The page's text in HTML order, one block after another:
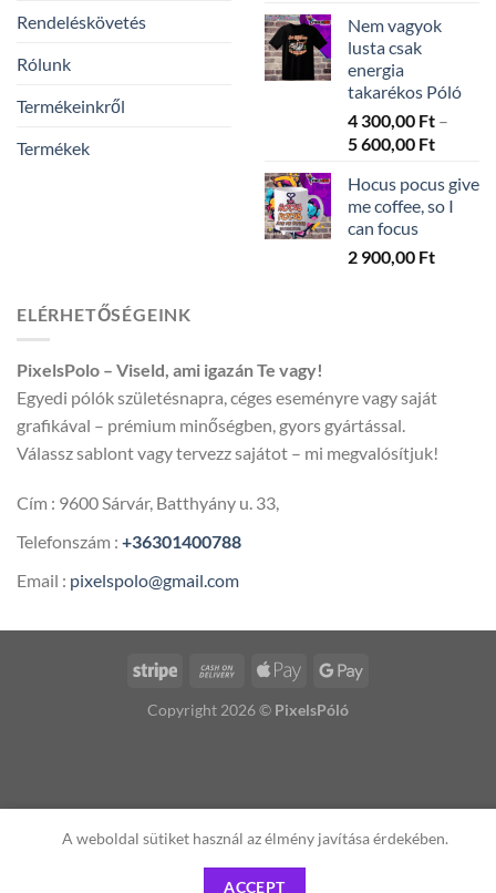
Rendeléskövetés
Rólunk
Termékeinkről
Termékek
Nem vagyok
lusta csak
energia
takarékos Póló
4 300,00 Ft –
5 600,00 Ft
300,00
-
600,00
Hocus pocus give
me coffee, so I
can focus
2 900,00 Ft
ELÉRHETŐSÉGEINK
PixelsPolo – Viseld, ami igazán Te vagy!
Egyedi pólók születésnapra, céges eseményre vagy saját
grafikával – prémium minőségben, gyors gyártással.
Válassz sablont vagy tervezz sajátot – mi megvalósítjuk!
Cím : 9600 Sárvár, Batthyány u. 33,
Telefonszám : +36301400788
Email : pixelspolo@gmail.com
Copyright 2026 © PixelsPóló
A weboldal sütiket használ az élmény javítása érdekében.
ACCEPT